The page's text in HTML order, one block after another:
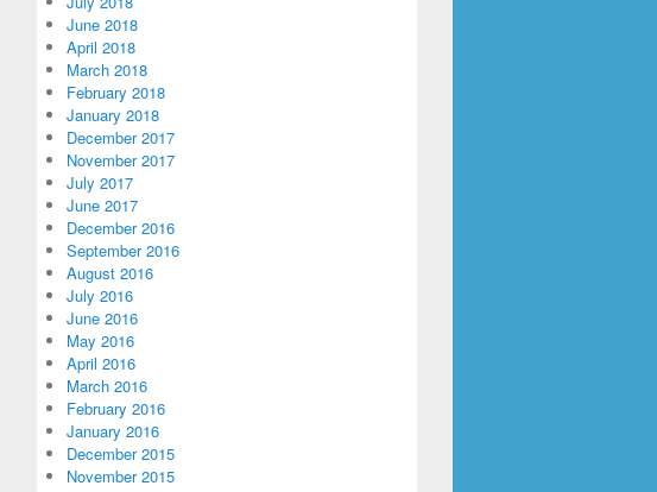
June 2018
April 2018
March 2018
February 2018
January 2018
December 2017
November 2017
July 2017
June 2017
December 2016
September 2016
August 2016
July 2016
June 2016
May 2016
April 2016
March 2016
February 2016
January 2016
December 2015
November 2015